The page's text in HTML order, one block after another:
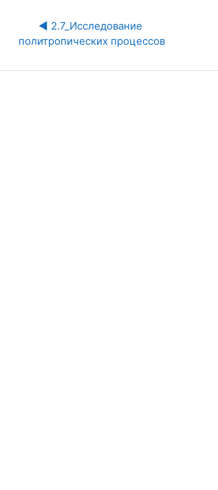
◀︎ 2.7_Исследование
политропических процессов